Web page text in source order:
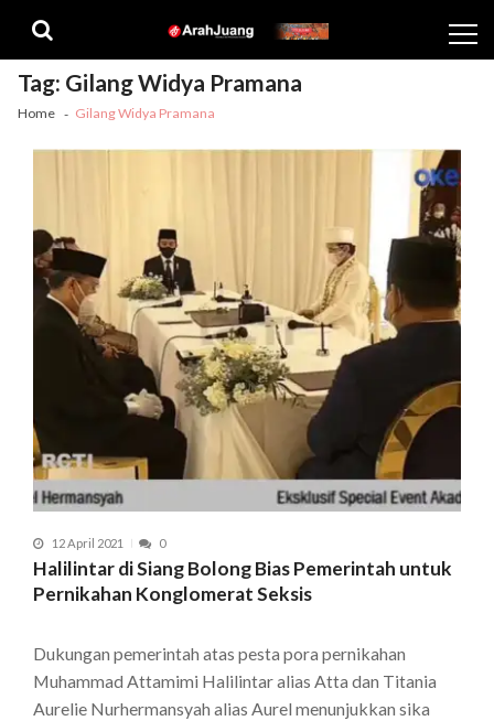
navigation
content
Tag: Gilang Widya Pramana
Home Gilang Widya Pramana
12 April 2021 0
Halilintar di Siang Bolong Bias Pemerintah untuk
Pernikahan Konglomerat Seksis
Dukungan pemerintah atas pesta pora pernikahan
Muhammad Attamimi Halilintar alias Atta dan Titania
Aurelie Nurhermansyah alias Aurel menunjukkan sika